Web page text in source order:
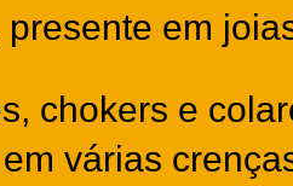
presente em
chokers e
várias